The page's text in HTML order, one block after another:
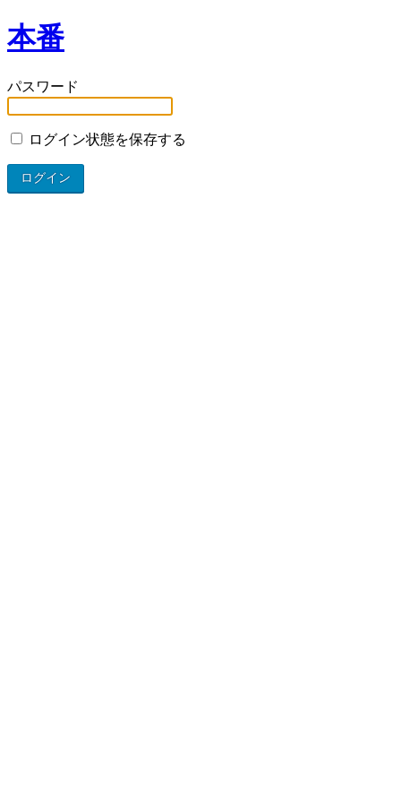
本番
パスワード
ログイン状態を保存する